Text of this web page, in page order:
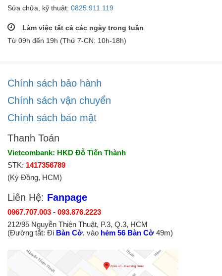
Sửa chữa, kỹ thuật: 0825.911.119
Làm việc tất cả các ngày trong tuần
Từ 09h đến 19h (Thứ 7-CN: 10h-18h)
Chính sách bảo hành
Chính sách vận chuyển
Chính sách bảo mật
Thanh Toán
Vietcombank: HKD Đỗ Tiến Thành
STK: 1417356789
(Kỳ Đồng, HCM)
Liên Hệ: Fanpage
0967.707.003 - 093.876.2223
212/95 Nguyễn Thiện Thuật, P.3, Q.3, HCM
(Đường tắt: Đi Bàn Cờ, vào hẻm 56 Bàn Cờ 49m)